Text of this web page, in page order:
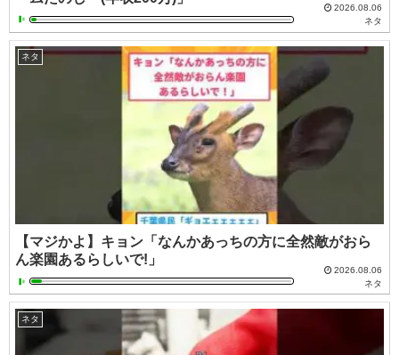
2026.08.06
ネタ
ネタ
【マジかよ】キョン「なんかあっちの方に全然敵がおら
ん楽園あるらしいで!」
2026.08.06
ネタ
ネタ